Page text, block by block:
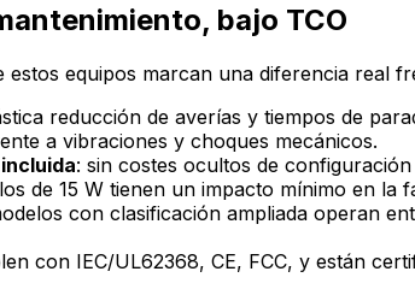
bajo TCO
estos equipos marcan una diferencia real
reducción de averías y tiempos de
a vibraciones y choques mecánicos.
: sin costes ocultos de configuración
de 15 W tienen un impacto mínimo en
con clasificación ampliada operan
con IEC/UL62368, CE, FCC, y están